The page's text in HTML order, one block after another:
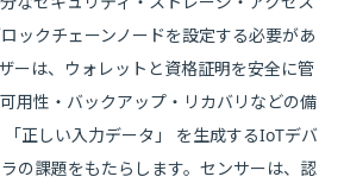
ックチェーンノードを設定する必要があ
ーは、ウォレットと資格証明を安全に管
用性・バックアップ・リカバリなどの備
正しい入力データ」 を生成するIoTデバ
の課題をもたらします。センサーは、認